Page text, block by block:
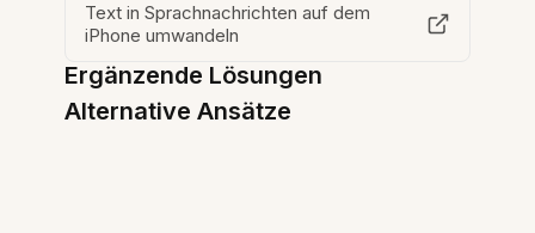
Text in Sprachnachrichten auf dem
iPhone umwandeln
Ergänzende Lösungen
Alternative Ansätze